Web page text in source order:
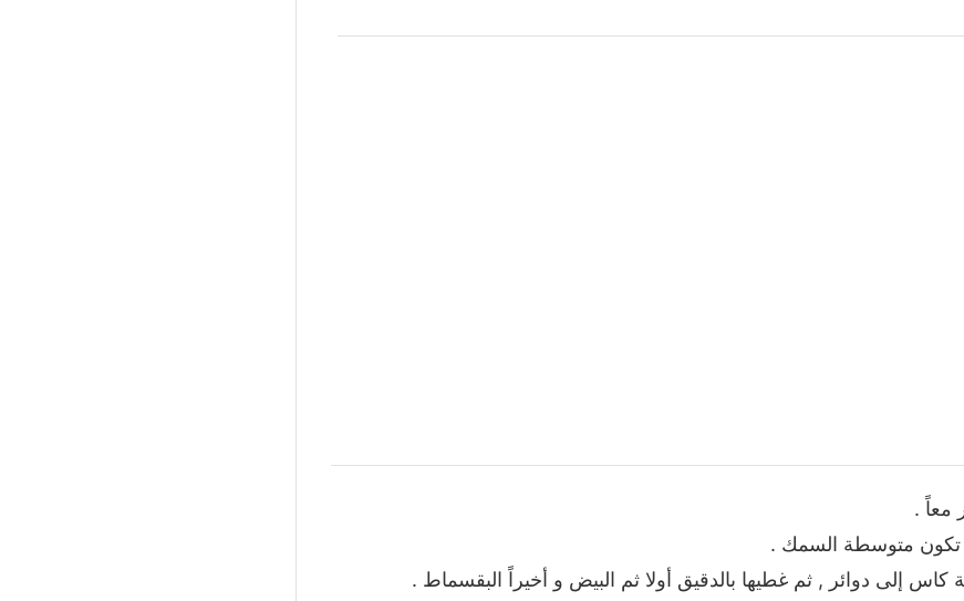
معاً .
تكون متوسطة السمك .
إلى دوائر , ثم غطيها بالدقيق أولا ثم البيض و أخيراً البقسماط .